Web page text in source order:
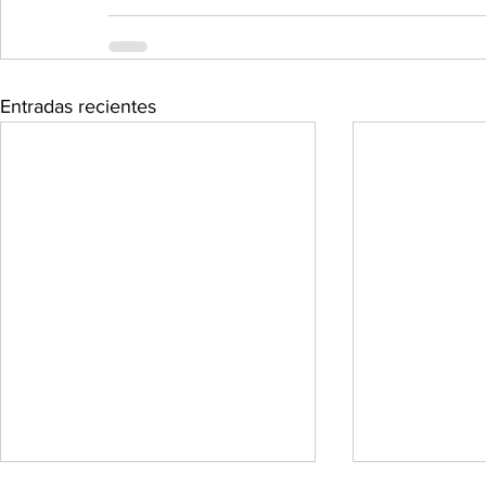
Entradas recientes